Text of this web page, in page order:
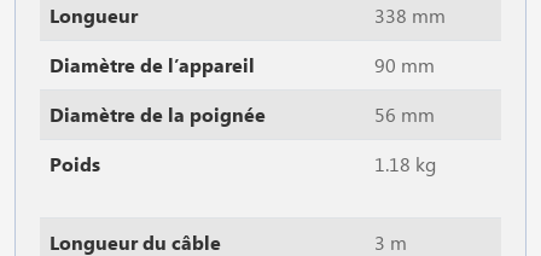
Longueur
338 mm
Diamètre de l’appareil
90 mm
Diamètre de la poignée
56 mm
Poids
1.18 kg
Longueur du câble
3 m